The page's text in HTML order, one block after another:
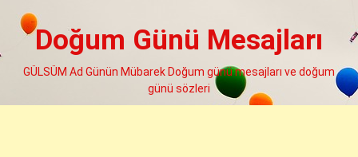
Doğum Günü Mesajları
GÜLSÜM Ad Günün Mübarek Doğum günü mesajları ve doğum
günü sözleri